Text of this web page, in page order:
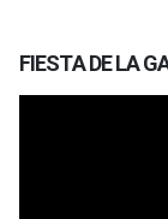
FIESTA DE LA